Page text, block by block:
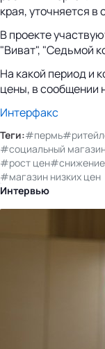
края, уточняется в
В проекте
"Виват", "Седьмой
На какой период и
цены, в сообщении
Интерфакс
Теги:#пермь
#социальный
#рост цен
#магазин низких цен
Интервью